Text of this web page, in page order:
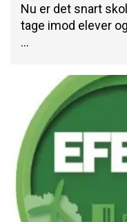
Nu er det snart
tage imod elever
…